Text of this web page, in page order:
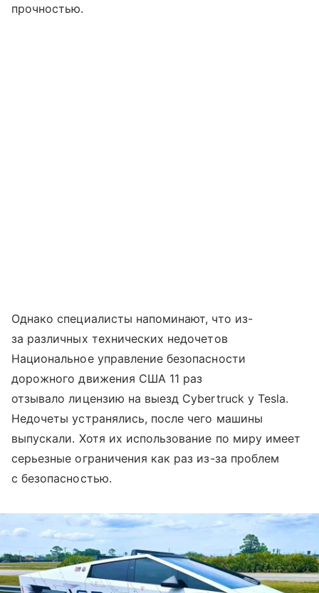
прочностью.
Однако специалисты напоминают, что из-
за различных технических недочетов
Национальное управление безопасности
дорожного движения США 11 раз
отзывало лицензию на выезд Cybertruck у Tesla.
Недочеты устранялись, после чего машины
выпускали. Хотя их использование по миру имеет
серьезные ограничения как раз из-за проблем
с безопасностью.